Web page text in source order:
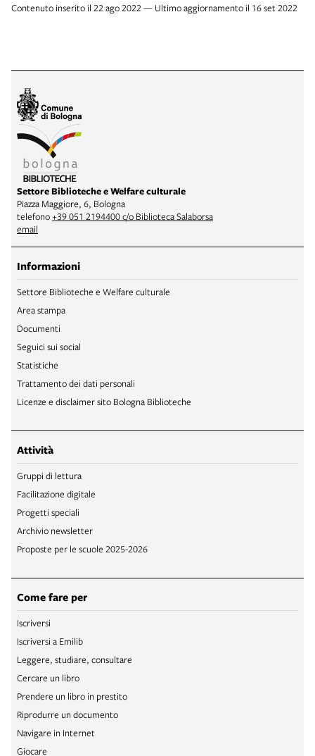
Contenuto inserito il 22 ago 2022 — Ultimo aggiornamento il 16 set 2022
Settore Biblioteche e Welfare culturale
Piazza Maggiore, 6, Bologna
telefono+39 051 2194400 c/o Biblioteca Salaborsa
email
Informazioni
Settore Biblioteche e Welfare culturale
Area stampa
Documenti
Seguici sui social
Statistiche
Trattamento dei dati personali
Licenze e disclaimer sito Bologna Biblioteche
Attività
Gruppi di lettura
Facilitazione digitale
Progetti speciali
Archivio newsletter
Proposte per le scuole 2025-2026
Come fare per
Iscriversi
Iscriversi a Emilib
Leggere, studiare, consultare
Cercare un libro
Prendere un libro in prestito
Riprodurre un documento
Navigare in Internet
Giocare